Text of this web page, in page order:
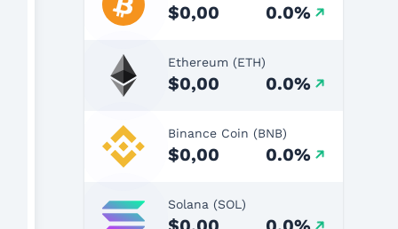
$0,00 0.0%
Ethereum (ETH)
$0,00 0.0%
Binance Coin (BNB)
$0,00 0.0%
Solana (SOL)